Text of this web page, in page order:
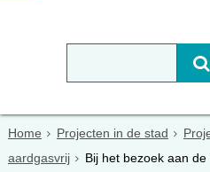
Home Projecten in de stad
aardgasvrij
Bij het bezoek aan